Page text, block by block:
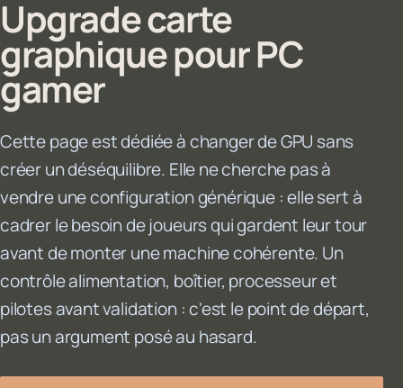
Upgrade carte
graphique pour PC
gamer
Cette page est dédiée à changer de GPU sans
créer un déséquilibre. Elle ne cherche pas à
vendre une configuration générique : elle sert à
cadrer le besoin de joueurs qui gardent leur tour
avant de monter une machine cohérente. Un
contrôle alimentation, boîtier, processeur et
pilotes avant validation : c'est le point de départ,
pas un argument posé au hasard.